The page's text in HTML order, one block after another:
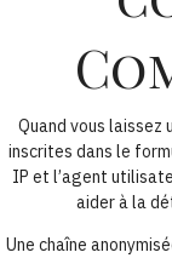
Quand vous laissez
inscrites dans le
IP et l’agent
aider à la
Une chaîne